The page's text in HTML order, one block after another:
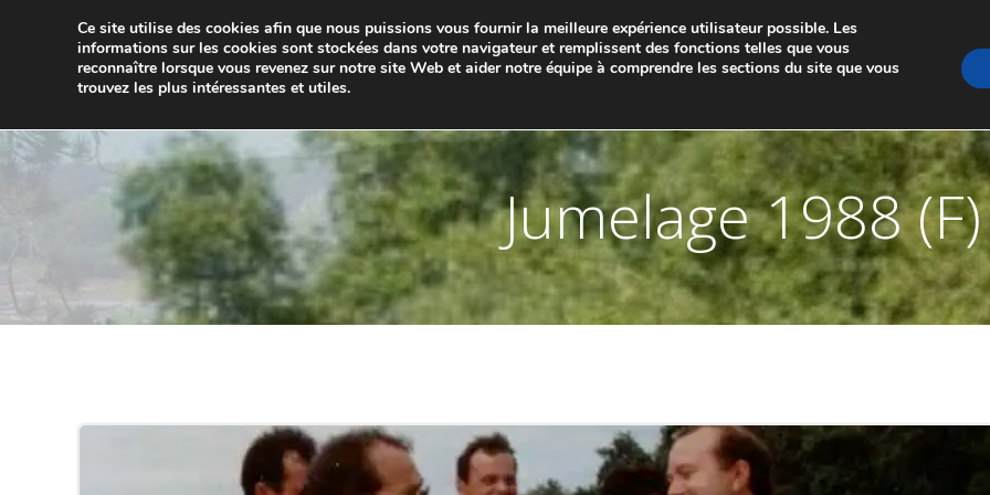
JUMELAGE DE MARCHE-LES-DAMES ET PONTAILLER-
ACCUEIL
Jumelage 1988 (F)
Ce site utilise des cookies afin que nous puissions vous fournir la meilleure expérience utilisateur possible. Les
informations sur les cookies sont stockées dans votre navigateur et remplissent des fonctions telles que vous
reconnaître lorsque vous revenez sur notre site Web et aider notre équipe à comprendre les sections du site que vous
trouvez les plus intéressantes et utiles.